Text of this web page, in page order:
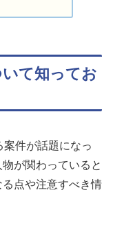
て知ってお
件が話題になっ
物が関わっていると
点や注意すべき情